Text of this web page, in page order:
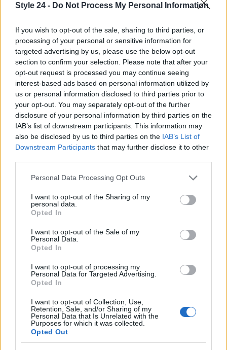
Style 24 - Do Not Process My Personal Information
If you wish to opt-out of the sale, sharing to third parties, or
processing of your personal or sensitive information for
targeted advertising by us, please use the below opt-out
section to confirm your selection. Please note that after your
opt-out request is processed you may continue seeing
interest-based ads based on personal information utilized by
us or personal information disclosed to third parties prior to
your opt-out. You may separately opt-out of the further
disclosure of your personal information by third parties on the
IAB’s list of downstream participants. This information may
also be disclosed by us to third parties on the IAB’s List of
Downstream Participants that may further disclose it to other
Please note that this website/app uses one or more Google
not limited to your visit or usage behaviour. You may click to
grant or deny consent to Google and its third-party tags to
use your data for below specified purposes in below Google
consent section.
Personal Data Processing Opt Outs
I want to opt-out of the Sharing of my
personal data.
Opted In
I want to opt-out of the Sale of my
Personal Data.
Opted In
I want to opt-out of processing my
Personal Data for Targeted Advertising.
Opted In
I want to opt-out of Collection, Use,
Retention, Sale, and/or Sharing of my
Personal Data that Is Unrelated with the
Purposes for which it was collected.
Opted Out
LIFESTYLE
Come abbinare i pantaloni Capri con le kitten heels: